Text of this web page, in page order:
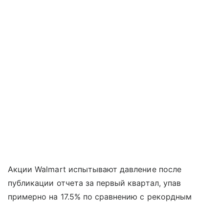
Акции Walmart испытывают давление после
публикации отчета за первый квартал, упав
примерно на 17.5% по сравнению с рекордным